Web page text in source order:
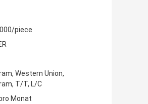
piece
Western Union,
T/T, L/C
Monat